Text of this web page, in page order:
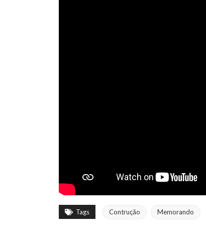
Tags Contrução Memorando